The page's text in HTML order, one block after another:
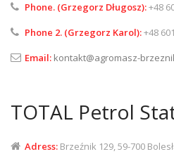
Phone. (Grzegorz Długosz):+48
Phone 2. (Grzegorz Karol):+48
Email: kontakt@agromasz-
TOTAL Petrol
Adress: Brzeźnik 129, 59-700